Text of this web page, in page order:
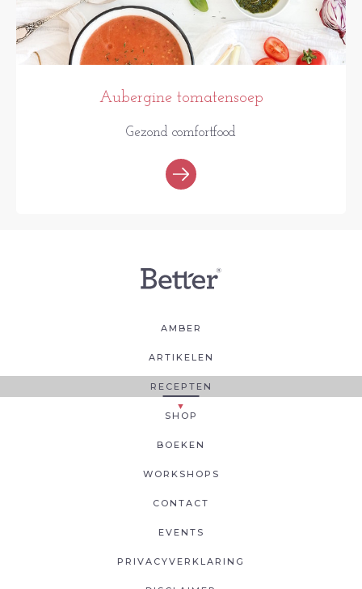
Aubergine tomatensoep
Gezond comfortfood
AMBER
ARTIKELEN
RECEPTEN
SHOP
BOEKEN
WORKSHOPS
CONTACT
EVENTS
PRIVACYVERKLARING